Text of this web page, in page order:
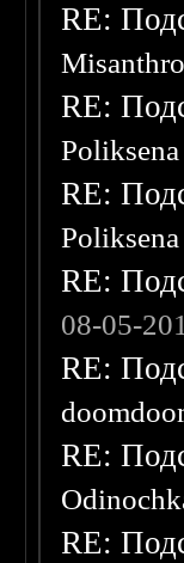
RE:
RE:
Poliksena
RE:
Poliksena
RE:
08-05-
RE:
RE:
RE: